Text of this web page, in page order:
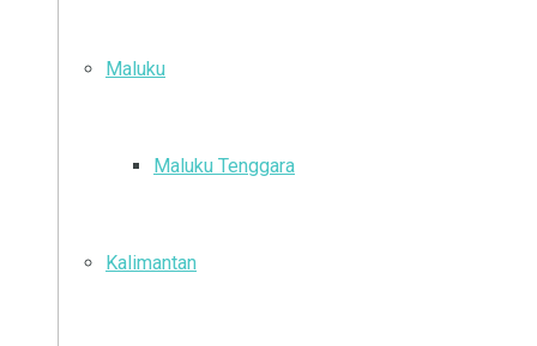
Maluku
Maluku Tenggara
Kalimantan